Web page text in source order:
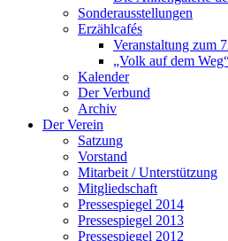
Sonderausstellungen
Erzählcafés
Veranstaltung zum
„Volk auf dem
Kalender
Der Verbund
Archiv
Der Verein
Satzung
Vorstand
Mitarbeit / Unterstützung
Mitgliedschaft
Pressespiegel 2014
Pressespiegel 2013
Pressespiegel 2012